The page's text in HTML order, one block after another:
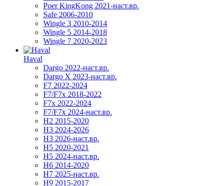
Poer KingKong 2021-наст.вр.
Safe 2006-2010
Wingle 3 2010-2014
Wingle 5 2014-2018
Wingle 7 2020-2023
Haval
Dargo 2022-наст.вр.
Dargo X 2023-наст.вр.
F7 2022-2024
F7/F7x 2018-2022
F7x 2022-2024
F7/F7x 2024-наст.вр.
H2 2015-2020
H3 2024-2026
H3 2026-наст.вр.
H5 2020-2021
H5 2024-наст.вр.
H6 2014-2020
H7 2025-наст.вр.
H9 2015-2017